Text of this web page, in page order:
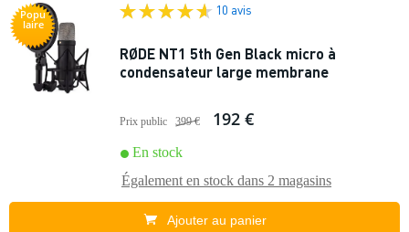
Popu
laire
10 avis
RØDE NT1 5th Gen Black micro à
condensateur large membrane
Prix public 399 € 192 €
En stock
Également en stock dans 2 magasins
Ajouter au panier